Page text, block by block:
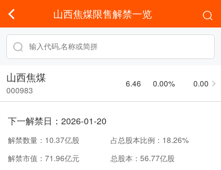
山西焦煤限售解禁一览
山西焦煤
000983
6.46 0.00% 0.00
下一解禁日： 2026-01-20
解禁数量： 10.37亿股 占总股本比例： 18.26%
解禁市值： 71.96亿元 总股本： 56.77亿股